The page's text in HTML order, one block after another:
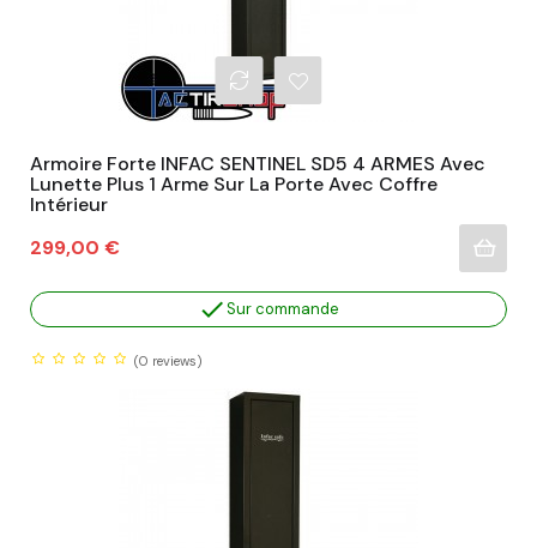
Armoire Forte INFAC SENTINEL SD5 4 ARMES Avec
Lunette Plus 1 Arme Sur La Porte Avec Coffre
Intérieur
Prix
299,00 €
Sur commande
(0 reviews)